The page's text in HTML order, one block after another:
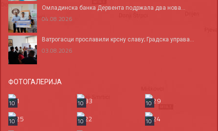
Омладинска банка Дервента подржала два нова...
04.08.2026
Ватрогасци прославили крсну славу; Градска управа...
03.08.2026
ФОТОГАЛЕРИЈА
10 10
10
10
10 10